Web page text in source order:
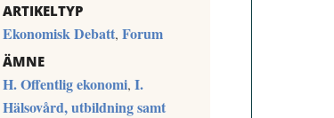
ARTIKELTYP
Ekonomisk Debatt, Forum
ÄMNE
H. Offentlig ekonomi, I.
Hälsovård, utbildning samt